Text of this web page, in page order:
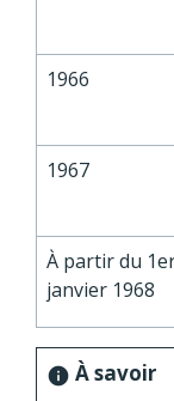
1966
1967
À partir du 1
janvier 1968
info À savoir